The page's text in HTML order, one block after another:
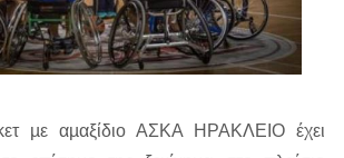
µε αµαξίδιο ΑΣΚΑ ΗΡΑΚΛΕΙΟ έχει